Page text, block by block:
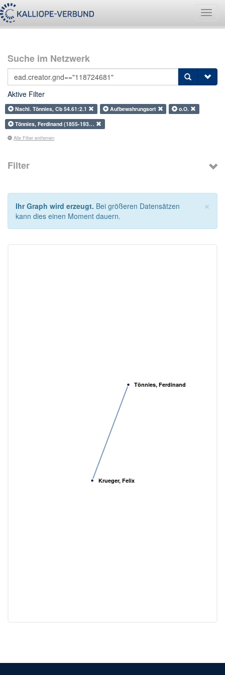
Suche im Netzwerk
Aktive Filter
Nachl. Tönnies, Cb 54.61:2.1 Aufbewahrungsort
o.O.
Tönnies, Ferdinand (1855-193…
Alle Filter entfernen
Filter
×
Ihr Graph wird erzeugt. Bei größeren Datensätzen
kann dies einen Moment dauern.
Tönnies, Ferdinand
Krueger, Felix